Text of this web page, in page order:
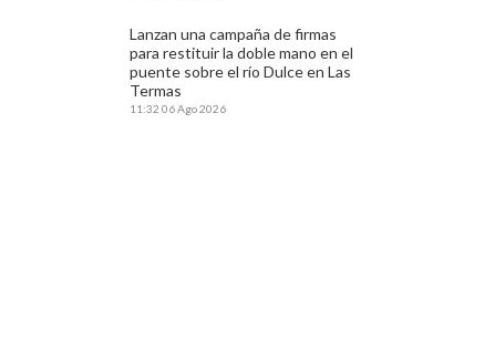
Lanzan una campaña de firmas
para restituir la doble mano en el
puente sobre el río Dulce en Las
Termas
11:32 06 Ago 2026